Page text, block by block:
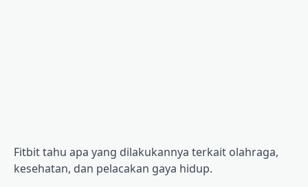
Fitbit tahu apa yang dilakukannya terkait olahraga,
kesehatan, dan pelacakan gaya hidup.